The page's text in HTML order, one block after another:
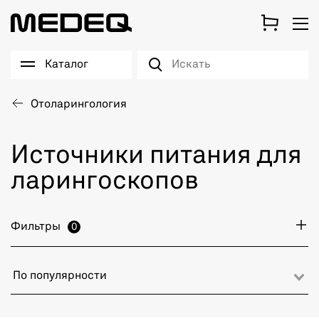
Каталог
Отоларингология
Источники питания для
ларингоскопов
Фильтры 0
По популярности